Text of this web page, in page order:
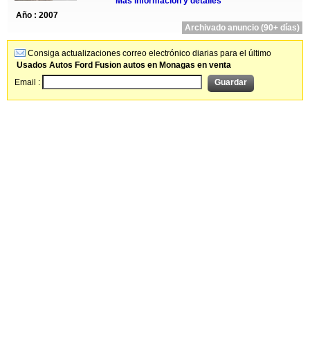
Año : 2007
Archivado anuncio (90+ días)
Consiga actualizaciones correo electrónico diarias para el último
Usados Autos Ford Fusion autos en Monagas en venta
Email :